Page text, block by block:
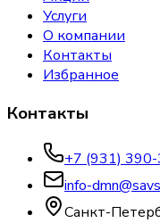
Услуги
О компании
Контакты
Избранное
Контакты
+7 (931)
info-
Санкт-